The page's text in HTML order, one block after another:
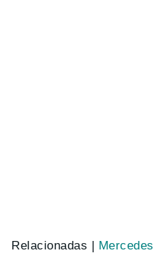
Relacionadas |